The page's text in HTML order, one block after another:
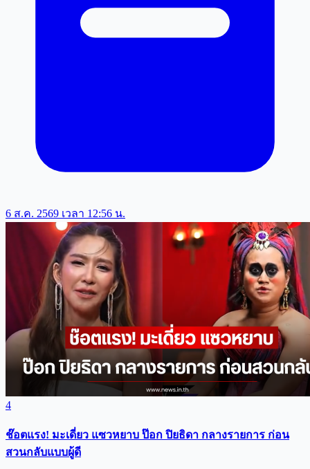
6 ส.ค. 2569 เวลา 12:56 น.
4
ช๊อตแรง! มะเดี่ยว แซวหยาบ ป๊อก ปิยธิดา กลางรายการ ก่อน
สวนกลับแบบผู้ดี